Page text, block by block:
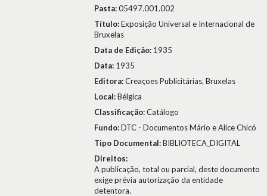
Pasta:05497.001.002
Título:Exposição Universal e Internacional de
Bruxelas
Data de Edição: 1935
Data: 1935
Editora:Creaçoes Publicitárias, Bruxelas
Local:Bélgica
Classificação:Catálogo
Fundo:DTC - Documentos Mário e Alice Chicó
Tipo Documental:BIBLIOTECA_DIGITAL
Direitos:
A publicação, total ou parcial, deste documento
exige prévia autorização da entidade
detentora.